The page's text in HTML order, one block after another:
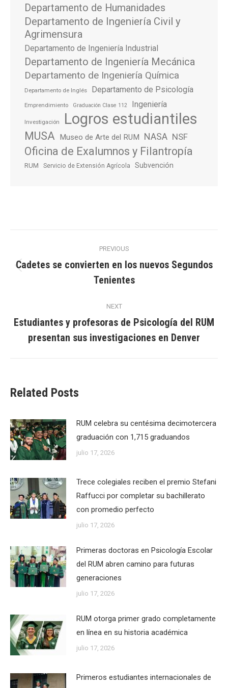
Departamento de Humanidades
Departamento de Ingeniería Civil y
Agrimensura
Departamento de Ingeniería Industrial
Departamento de Ingeniería Mecánica
Departamento de Ingeniería Química
Departamento de Inglés Departamento de Psicología
Emprendimiento Graduación Clase 112 Ingeniería
Investigación Logros estudiantiles
MUSA Museo de Arte del RUM NASA NSF
Oficina de Exalumnos y Filantropía
RUM Servicio de Extensión Agrícola Subvención
navigation
PREVIOUS
Previous
post:
Cadetes se convierten en los nuevos Segundos
Tenientes
NEXT
Next
post:
Estudiantes y profesoras de Psicología del RUM
presentan sus investigaciones en Denver
Related Posts
RUM celebra su centésima decimotercera
graduación con 1,715 graduandos
julio 17, 2026
Trece colegiales reciben el premio Stefani
Raffucci por completar su bachillerato
con promedio perfecto
julio 17, 2026
Primeras doctoras en Psicología Escolar
del RUM abren camino para futuras
generaciones
julio 17, 2026
RUM otorga primer grado completamente
en línea en su historia académica
julio 17, 2026
Primeros estudiantes internacionales de